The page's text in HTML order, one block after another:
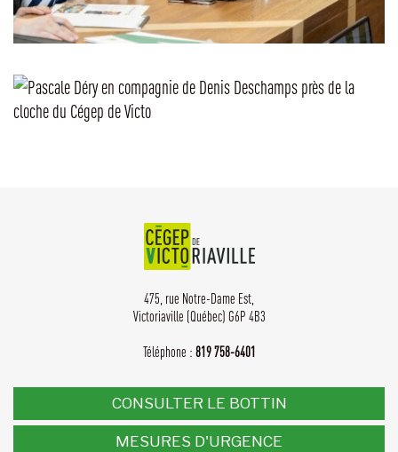
475, rue Notre-Dame Est,
Victoriaville (Québec) G6P 4B3
Téléphone :819 758-6401
CONSULTER LE BOTTIN
MESURES D'URGENCE